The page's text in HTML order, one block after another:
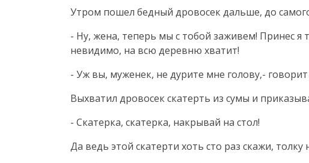
Утром пошел бедный дровосек дальше, до
- Ну, жена, теперь мы с тобой заживем! Принес я
невидимо, на всю деревню хватит!
- Уж вы, муженек, не дурите мне голову,-
Выхватил дровосек скатерть из сумы и
- Скатерка, скатерка, накрывай на стол!
Да ведь этой скатерти хоть сто раз скажи, толку